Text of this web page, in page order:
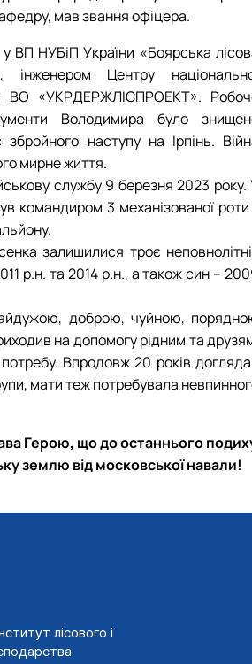
Володимир Анатолійович
Іван Вікторович (25.02.1993 -
р.), випускник 2019 року, спі…
Валентин Віталійович
р.), студент 1-го курсу …
Юрій Русланович (06.05.1996 -
р.), випускник 2019 року.
Богдан Олексійович (07.08.1991
р.), випускник 2013 року.
Михайло Вікторович
р.), випускник 1999 року.
Костянтин Вікторович
– 13.02.2023 р.), випускник 2021
р.), студент 3-го курсу 20…
Максим Володимирович
р.), випускник 2011 року.
Віктор Михайлович
р.), випускник 2011 року.
Сергій Олександрович
- 27.09.2022 р.), випускник 2017
- 02.02.2025 р.), випускник 2003 р…
Володимир В’ячеславович
мав звання офіцера.
ВП НУБіП України «Боярська
інженером Центру
ВО «УКРДЕРЖЛІСПРОЕКТ».
Володимира було
наступу на Ірпінь.
мирне життя.
службу 9 березня 2023 року.
командиром 3 механізованої роти
залишилися троє
р.н. та 2014 р.н., а також син –
доброю, чуйною,
на допомогу рідним та
Впродовж 20 років
мати теж потребувала
Герою, що до останнього
землю від московської навали!
лісового і